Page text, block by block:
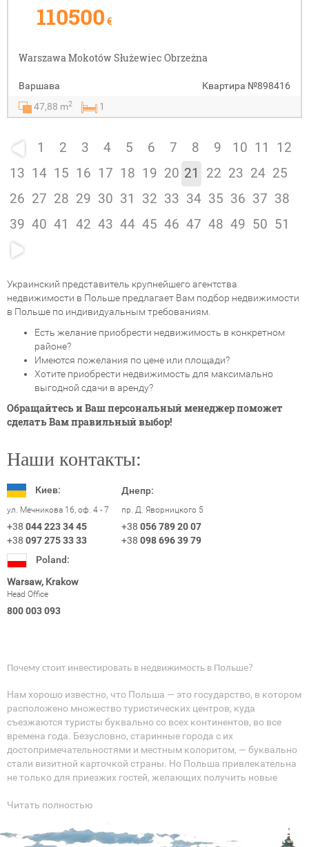
110500 €
Warszawa Mokotów Służewiec Obrzeżna
Варшава Квартира №898416
47,88 m2 1
1 2 3 4 5 6 7 8 9 10 11
12
13 14 15 16 17 18 19 20 21 22 23 24 25
26 27 28 29 30 31 32 33 34 35 36 37 38
39 40 41 42 43 44 45 46 47 48 49 50 51
Украинский представитель крупнейшего агентства
недвижимости в Польше предлагает Вам подбор недвижимости
в Польше по индивидуальным требованиям.
Есть желание приобрести недвижимость в конкретном
районе?
Имеются пожелания по цене или площади?
Хотите приобрести недвижимость для максимально
выгодной сдачи в аренду?
Обращайтесь и Ваш персональный менеджер поможет
сделать Вам правильный выбор!
Наши контакты:
Киев:
ул. Мечникова 16, оф. 4 - 7
+38 044 223 34 45
+38 097 275 33 33
Днепр:
пр. Д. Яворницкого 5
+38 056 789 20 07
+38 098 696 39 79
Poland:
Warsaw, Krakow
Head Office
800 003 093
Почему стоит инвестировать в недвижимость в Польше?
Нам хорошо известно, что Польша — это государство, в котором
расположено множество туристических центров, куда
съезжаются туристы буквально со всех континентов, во все
времена года. Безусловно, старинные города с их
достопримечательностями и местным колоритом, — буквально
стали визитной карточкой страны. Но Польша привлекательна
не только для приезжих гостей, желающих получить новые
Уже с 2005 года, то есть, практически сразу после вступления
Польши в Евросоюз, рынок недвижимости в стране стал
развиваться активнее, чем когда-либо. И это незаурядное
Читать полностью